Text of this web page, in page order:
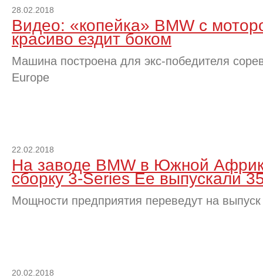
28.02.2018
Видео: «копейка» BMW с
красиво ездит боком
Машина построена для экс-победителя
Europe
22.02.2018
На заводе BMW в Южной
сборку 3-Series Ее выпускали
Мощности предприятия переведут на выпуск
20.02.2018